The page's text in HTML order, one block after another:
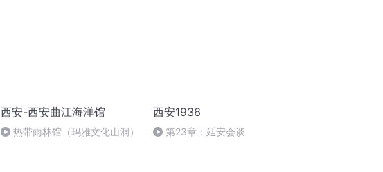
西安-西安曲江海洋馆
热带雨林馆（玛雅文化山洞）
西安1936
第23章：延安会谈